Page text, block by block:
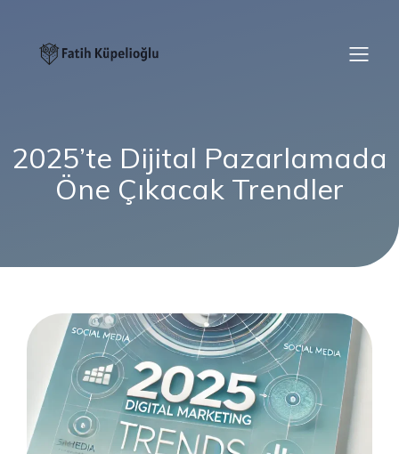
2025’te Dijital Pazarlamada
Öne Çıkacak Trendler